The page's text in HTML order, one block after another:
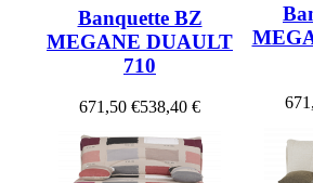
Banquette BZ
MEGANE DUAULT
710
671,50 €538,40 €